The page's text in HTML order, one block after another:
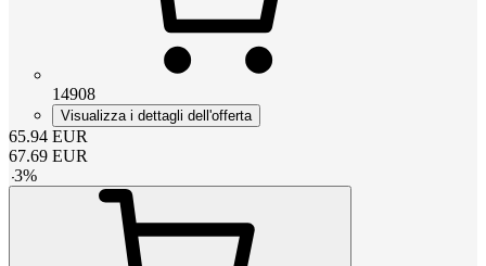
14908
Visualizza i dettagli dell'offerta
65.94 EUR
67.69 EUR
-3%